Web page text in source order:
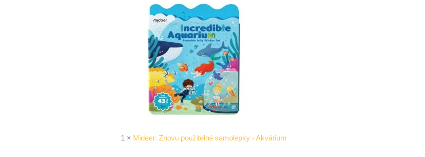
1 × Mideer: Znovu použitelné samolepky - Akvárium